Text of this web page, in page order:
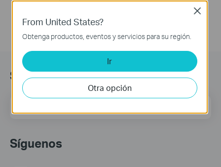
Suscripción
Síguenos
From United States?
Obtenga productos, eventos y servicios para su región.
Ir
Otra opción
Close